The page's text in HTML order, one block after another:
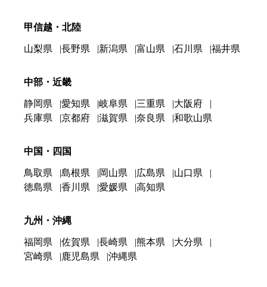
甲信越・北陸
山梨県 長野県 新潟県 富山県 石川県 福井県
中部・近畿
静岡県 愛知県 岐阜県 三重県
大阪府
兵庫県
京都府 滋賀県 奈良県 和歌山県
中国・四国
鳥取県 島根県 岡山県 広島県
山口県
徳島県
香川県 愛媛県 高知県
九州・沖縄
福岡県 佐賀県 長崎県 熊本県
大分県
宮崎県
鹿児島県 沖縄県